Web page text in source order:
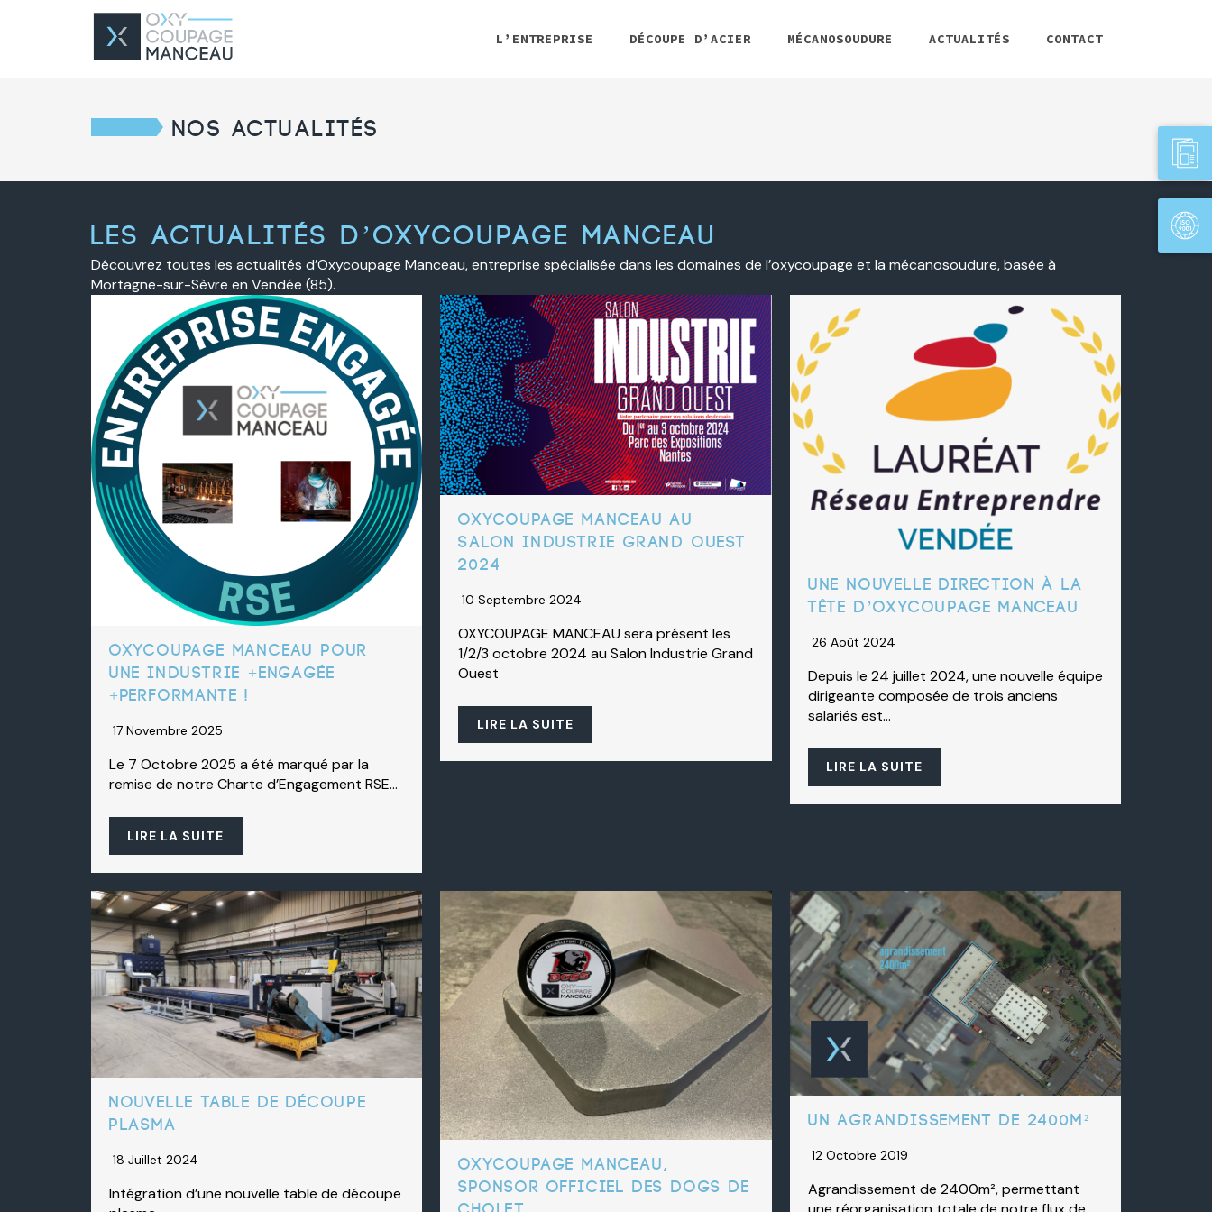
L’ENTREPRISE DÉCOUPE D’ACIER MÉCANOSOUDURE ACTUALITÉS CONTACT
Nos actualités
Les actualités d’oxycoupage manceau
Découvrez toutes les actualités d’Oxycoupage Manceau, entreprise spécialisée dans les domaines de l’oxycoupage et la mécanosoudure, basée à
Mortagne-sur-Sèvre en Vendée (85).
OXYCOUPAGE MANCEAU pour
une industrie +Engagée
+Performante !
17 Novembre 2025
Le 7 Octobre 2025 a été marqué par la
remise de notre Charte d’Engagement RSE…
LIRE LA SUITE
OXYCOUPAGE MANCEAU AU
salon industrie grand ouest
2024
10 Septembre 2024
OXYCOUPAGE MANCEAU sera présent les
1/2/3 octobre 2024 au Salon Industrie Grand
Ouest
LIRE LA SUITE
Une nouvelle direction à la
tête d’oxycoupage manceau
26 Août 2024
Depuis le 24 juillet 2024, une nouvelle équipe
dirigeante composée de trois anciens
salariés est…
LIRE LA SUITE
Nouvelle table de découpe
plasma
18 Juillet 2024
Intégration d’une nouvelle table de découpe
OXYCOUPAGE MANCEAU,
SPONSOR OFFICIEL DES DOGS DE
Un agrandissement de 2400m²
12 Octobre 2019
Agrandissement de 2400m², permettant